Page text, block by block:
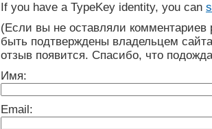
If you have a TypeKey identity, you can
(Если вы не оставляли
быть подтверждены владельцем
отзыв появится. Спасибо, что
Имя:
Email: